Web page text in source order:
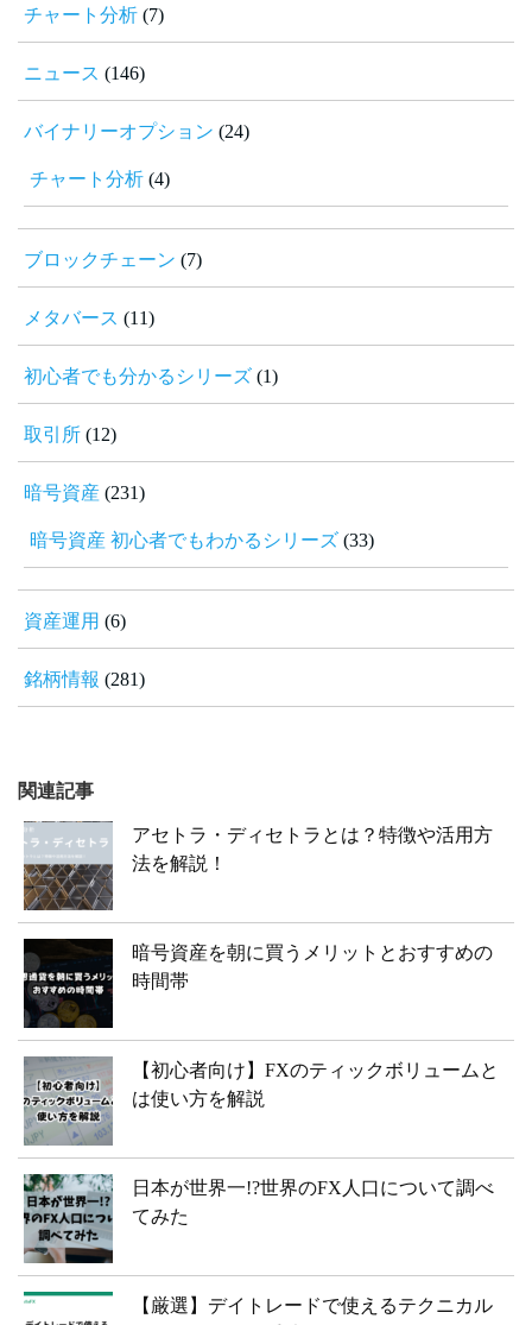
チャート分析 (7)
ニュース (146)
バイナリーオプション (24)
チャート分析 (4)
ブロックチェーン (7)
メタバース (11)
初心者でも分かるシリーズ (1)
取引所 (12)
暗号資産 (231)
暗号資産 初心者でもわかるシリーズ (33)
資産運用 (6)
銘柄情報 (281)
関連記事
アセトラ・ディセトラとは？特徴や活用方
法を解説！
暗号資産を朝に買うメリットとおすすめの
時間帯
【初心者向け】FXのティックボリュームと
は使い方を解説
日本が世界一!?世界のFX人口について調べ
てみた
【厳選】デイトレードで使えるテクニカル